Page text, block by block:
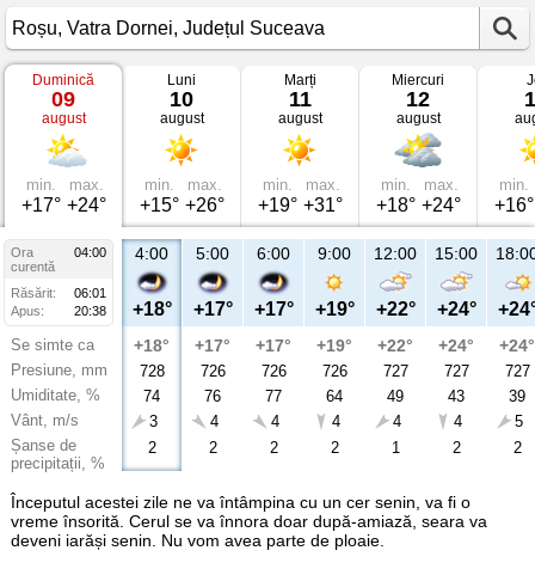
Vremea
Roșu
Vatra
Dornei,
Județul
Suceava
Duminică
09
august
min.
+17°
max.
+24°
Luni
10
august
min.
+15°
max.
+26°
Marți
11
august
min.
+19°
max.
+31°
Miercuri
12
august
min.
+18°
max.
+24°
min.
+16°
Ora
04:00
curentă
Răsărit:
06:01
Apus:
20:38
Se simte ca
Presiune, mm
Umiditate, %
Vânt, m/s
Șanse de
precipitații, %
4:00
+18°
+18°
728
74
3
2
5:00
+17°
+17°
726
76
4
2
6:00
+17°
+17°
726
77
4
2
9:00
+19°
+19°
726
64
4
2
12:00
+22°
+22°
727
49
4
1
15:00
+24°
+24°
727
43
4
2
+24°
727
39
5
2
Începutul acestei zile ne va întâmpina cu un cer senin, va fi o
vreme însorită. Cerul se va înnora doar după-amiază, seara va
deveni iarăși senin. Nu vom avea parte de ploaie.